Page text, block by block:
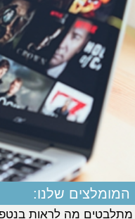
המומלצים שלנו:
מתלבטים מה לראות